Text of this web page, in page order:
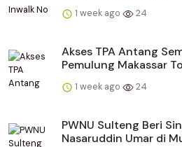
1 week ago 24
Akses TPA Antang
Pemulung Makassar
1 week ago 24
PWNU Sulteng Beri
Nasaruddin Umar di